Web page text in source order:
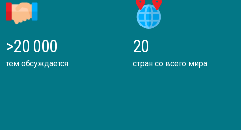
>20 000
тем обсуждается
20
стран со всего мира